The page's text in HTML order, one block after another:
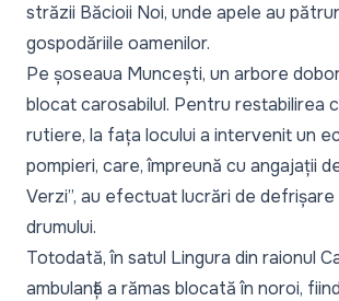
străzii Băcioii Noi, unde apele au
gospodăriile oamenilor.
Pe șoseaua Muncești, un arbore
blocat carosabilul. Pentru restabilirea
rutiere, la fața locului a intervenit un
pompieri, care, împreună cu angajații
Verzi”, au efectuat lucrări de defrișare
drumului.
Totodată, în satul Lingura din raionul
ambulanță a rămas blocată în noroi,